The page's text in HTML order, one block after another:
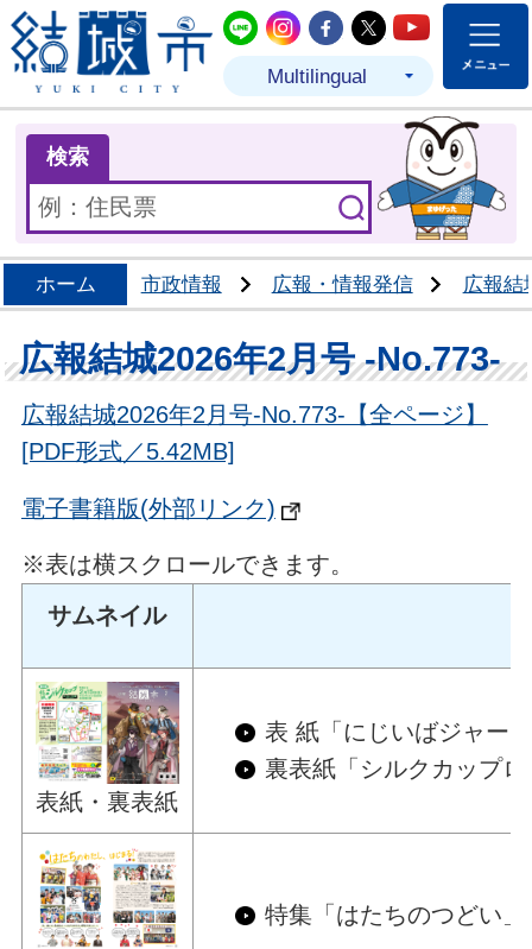
結城市公式LINE
結城市公式Instagram
結城市公式
結城市公式
結城市
Multilingual
検索
ホーム 市政情報 広報・情報発信 広報結
広報結城2026年2月号 -No.773-
広報結城2026年2月号-No.773-【全ページ】
[PDF形式／5.42MB]
電子書籍版(外部リンク)
※表は横スクロールできます。
サムネイル
表紙・裏表紙
表 紙「にじいばジャー
裏表紙「シルクカップ
特集「はたちのつどい」